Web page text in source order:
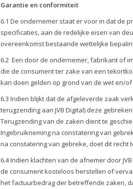
Garantie en conformiteit
6.1 De ondernemer staat er voor in dat de
specificaties, aan de redelijke eisen van
overeenkomst bestaande wettelijke
6.2 Een door de ondernemer, fabrikant of
die de consument ter zake van een
kan doen gelden op grond van de wet en/
6.3 Indien blijkt dat de afgeleverde zaak
terugzending aan JVB Digital) deze
Terugzending van de zaken dient te
Ingebruikneming na constatering van
na constatering van gebreke, doet dit recht
6.4 Indien klachten van de afnemer door
de consument kosteloos herstellen of
het factuurbedrag der betreffende zaken,